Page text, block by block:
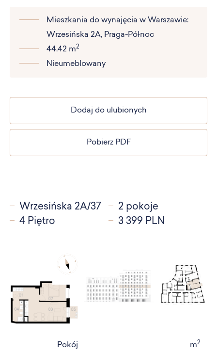
Mieszkania do wynajęcia w Warszawie:
Wrzesińska 2A, Praga-Północ
44.42 m2
Nieumeblowany
Dodaj do ulubionych
Pobierz PDF
Wrzesińska 2A/37
2 pokoje
4 Piętro
3 399 PLN
Pokój m2